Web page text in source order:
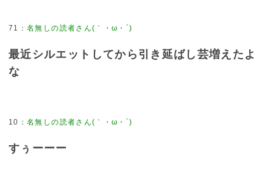
71 ：名無しの読者さん(｀・ω・´)
最近シルエットしてから引き延ばし芸増えたよ
な
10 ：名無しの読者さん(｀・ω・´)
すぅーーー